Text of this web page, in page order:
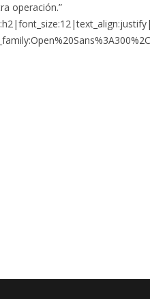
operación.”